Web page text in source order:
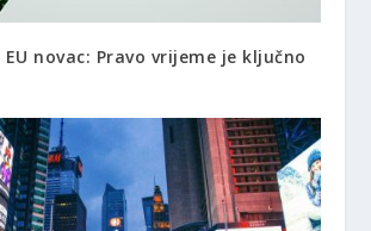
novac: Pravo vrijeme je ključno